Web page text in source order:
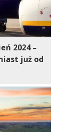
2024 –
już od